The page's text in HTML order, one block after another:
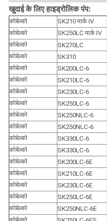
खुदाई के लिए हाइड्रोलिक पंप:
कोबेल्को SK210 मार्क IV
कोबेल्को
SK250LC मार्क IV
कोबेल्को
SK270LC
कोबेल्को
SK310
कोबेल्को
SK200LC-6
कोबेल्को
SK210LC-6
कोबेल्को
SK230LC-6
कोबेल्को
SK250LC-6
कोबेल्को
SK250NLC-6
कोबेल्को
SK250NLC-6
कोबेल्को
SK330LC-6
कोबेल्को
SK330LC-6
कोबेल्को
SK200LC-6E
कोबेल्को
SK210LC-6E
कोबेल्को
SK230LC-6E
कोबेल्को
SK250LC-6E
कोबेल्को
SK250NLC-6E